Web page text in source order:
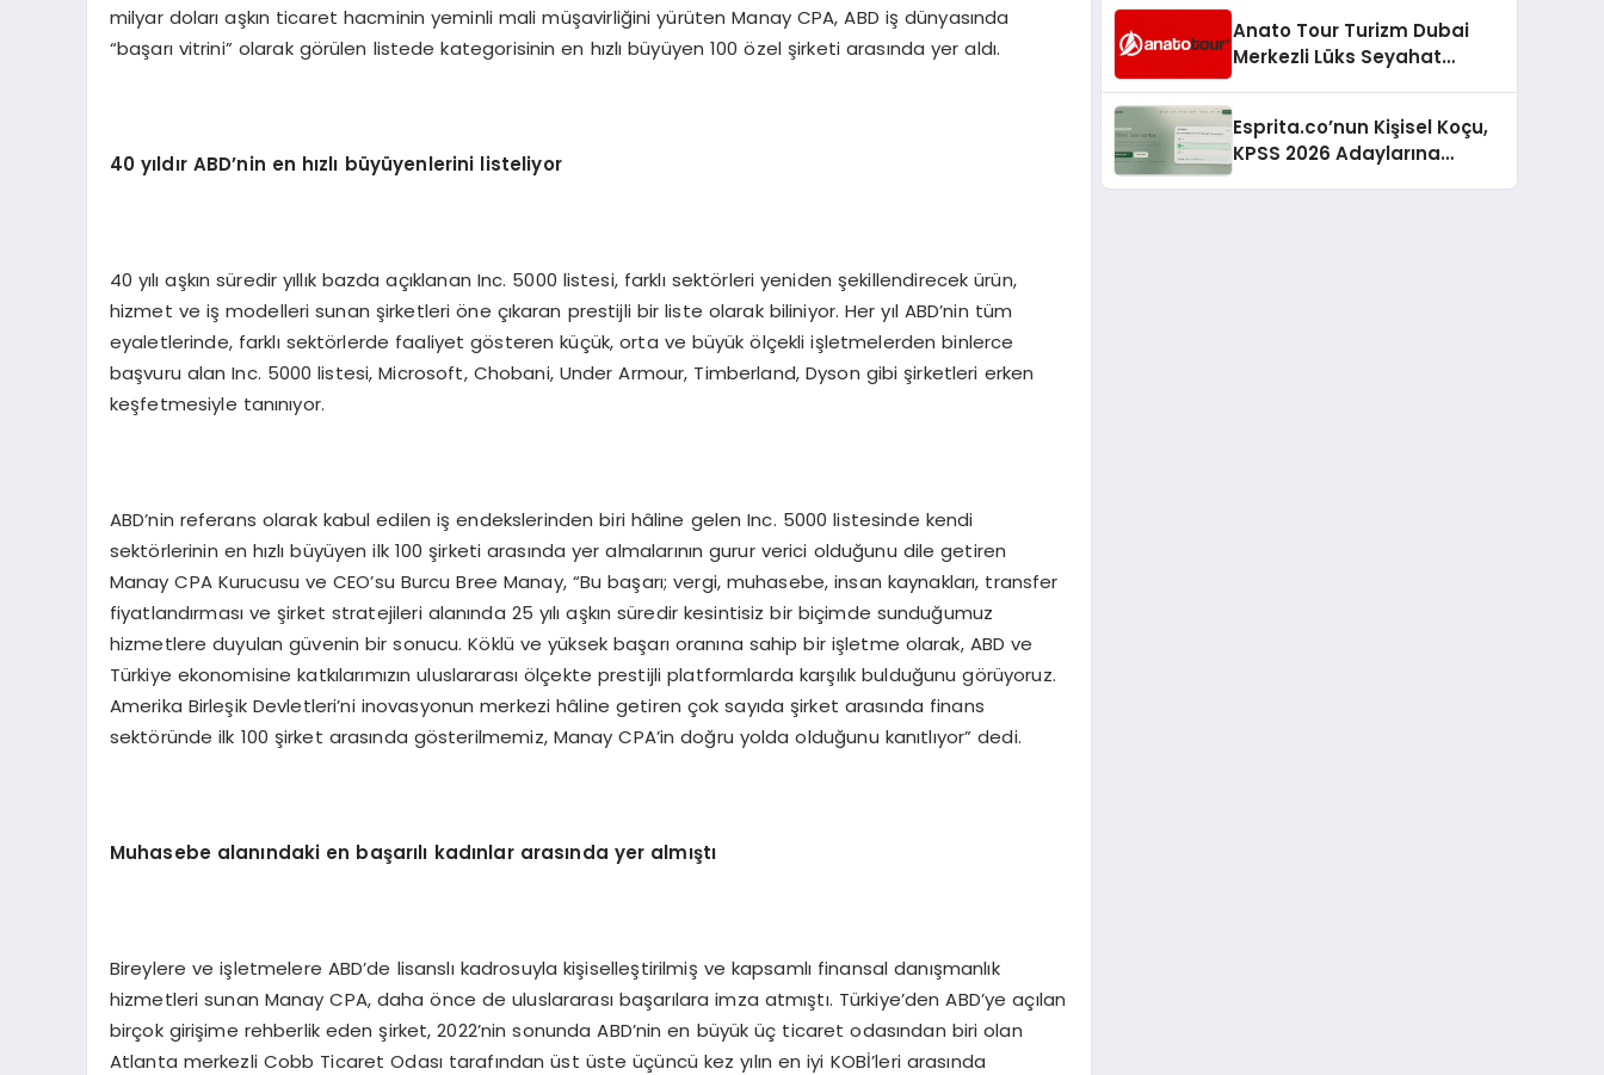
milyar doları aşkın ticaret hacminin yeminli mali müşavirliğini yürüten Manay CPA, ABD iş dünyasında
“başarı vitrini” olarak görülen listede kategorisinin en hızlı büyüyen 100 özel şirketi arasında yer aldı.
40 yıldır ABD’nin en hızlı büyüyenlerini listeliyor
40 yılı aşkın süredir yıllık bazda açıklanan Inc. 5000 listesi, farklı sektörleri yeniden şekillendirecek ürün,
hizmet ve iş modelleri sunan şirketleri öne çıkaran prestijli bir liste olarak biliniyor. Her yıl ABD’nin tüm
eyaletlerinde, farklı sektörlerde faaliyet gösteren küçük, orta ve büyük ölçekli işletmelerden binlerce
başvuru alan Inc. 5000 listesi, Microsoft, Chobani, Under Armour, Timberland, Dyson gibi şirketleri erken
keşfetmesiyle tanınıyor.
ABD’nin referans olarak kabul edilen iş endekslerinden biri hâline gelen Inc. 5000 listesinde kendi
sektörlerinin en hızlı büyüyen ilk 100 şirketi arasında yer almalarının gurur verici olduğunu dile getiren
Manay CPA Kurucusu ve CEO’su Burcu Bree Manay, “Bu başarı; vergi, muhasebe, insan kaynakları, transfer
fiyatlandırması ve şirket stratejileri alanında 25 yılı aşkın süredir kesintisiz bir biçimde sunduğumuz
hizmetlere duyulan güvenin bir sonucu. Köklü ve yüksek başarı oranına sahip bir işletme olarak, ABD ve
Türkiye ekonomisine katkılarımızın uluslararası ölçekte prestijli platformlarda karşılık bulduğunu görüyoruz.
Amerika Birleşik Devletleri’ni inovasyonun merkezi hâline getiren çok sayıda şirket arasında finans
sektöründe ilk 100 şirket arasında gösterilmemiz, Manay CPA’in doğru yolda olduğunu kanıtlıyor” dedi.
Muhasebe alanındaki en başarılı kadınlar arasında yer almıştı
Bireylere ve işletmelere ABD’de lisanslı kadrosuyla kişiselleştirilmiş ve kapsamlı finansal danışmanlık
hizmetleri sunan Manay CPA, daha önce de uluslararası başarılara imza atmıştı. Türkiye’den ABD’ye açılan
birçok girişime rehberlik eden şirket, 2022’nin sonunda ABD’nin en büyük üç ticaret odasından biri olan
Atlanta merkezli Cobb Ticaret Odası tarafından üst üste üçüncü kez yılın en iyi KOBİ’leri arasında
Anato Tour Turizm Dubai
Merkezli Lüks Seyahat
Esprita.co’nun Kişisel Koçu,
KPSS 2026 Adaylarına